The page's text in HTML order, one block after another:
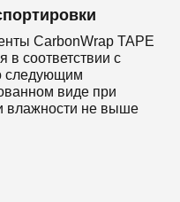
CarbonWrap TAPE
в соответствии с
следующим
виде при
влажности не выше